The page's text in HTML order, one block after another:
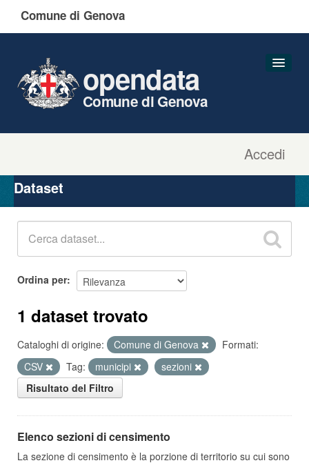
Comune di Genova
Accedi
opendata
Comune di Genova
Organizzazioni
Gruppi
Dataset
Ordina per
1 dataset trovato
Cataloghi di origine: Comune di Genova
Formati:
CSV
Tag: municipi
sezioni
Risultato del Filtro
Elenco sezioni di censimento
La sezione di censimento è la porzione di territorio su cui sono